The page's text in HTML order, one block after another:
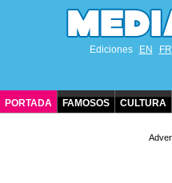
Ediciones EN FR
PORTADA FAMOSOS CULTURA